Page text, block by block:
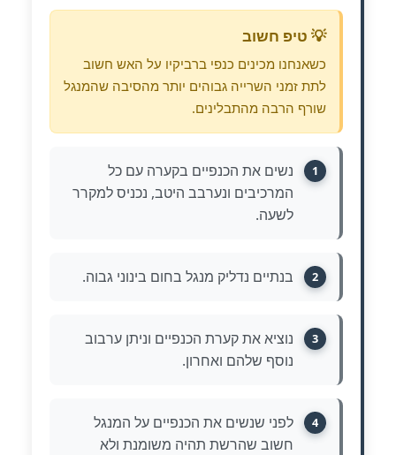
💡 טיפ חשוב
כשאנחנו מכינים כנפי ברביקיו על האש חשוב
לתת זמני השרייה גבוהים יותר מהסיבה שהמנגל
שורף הרבה מהתבלינים.
1
נשים את הכנפיים בקערה עם כל
המרכיבים ונערבב היטב, נכניס למקרר
לשעה.
2 בנתיים נדליק מנגל בחום בינוני גבוה.
3
נוציא את קערת הכנפיים וניתן ערבוב
נוסף שלהם ואחרון.
4
לפני שנשים את הכנפיים על המנגל
חשוב שהרשת תהיה משומנת ולא